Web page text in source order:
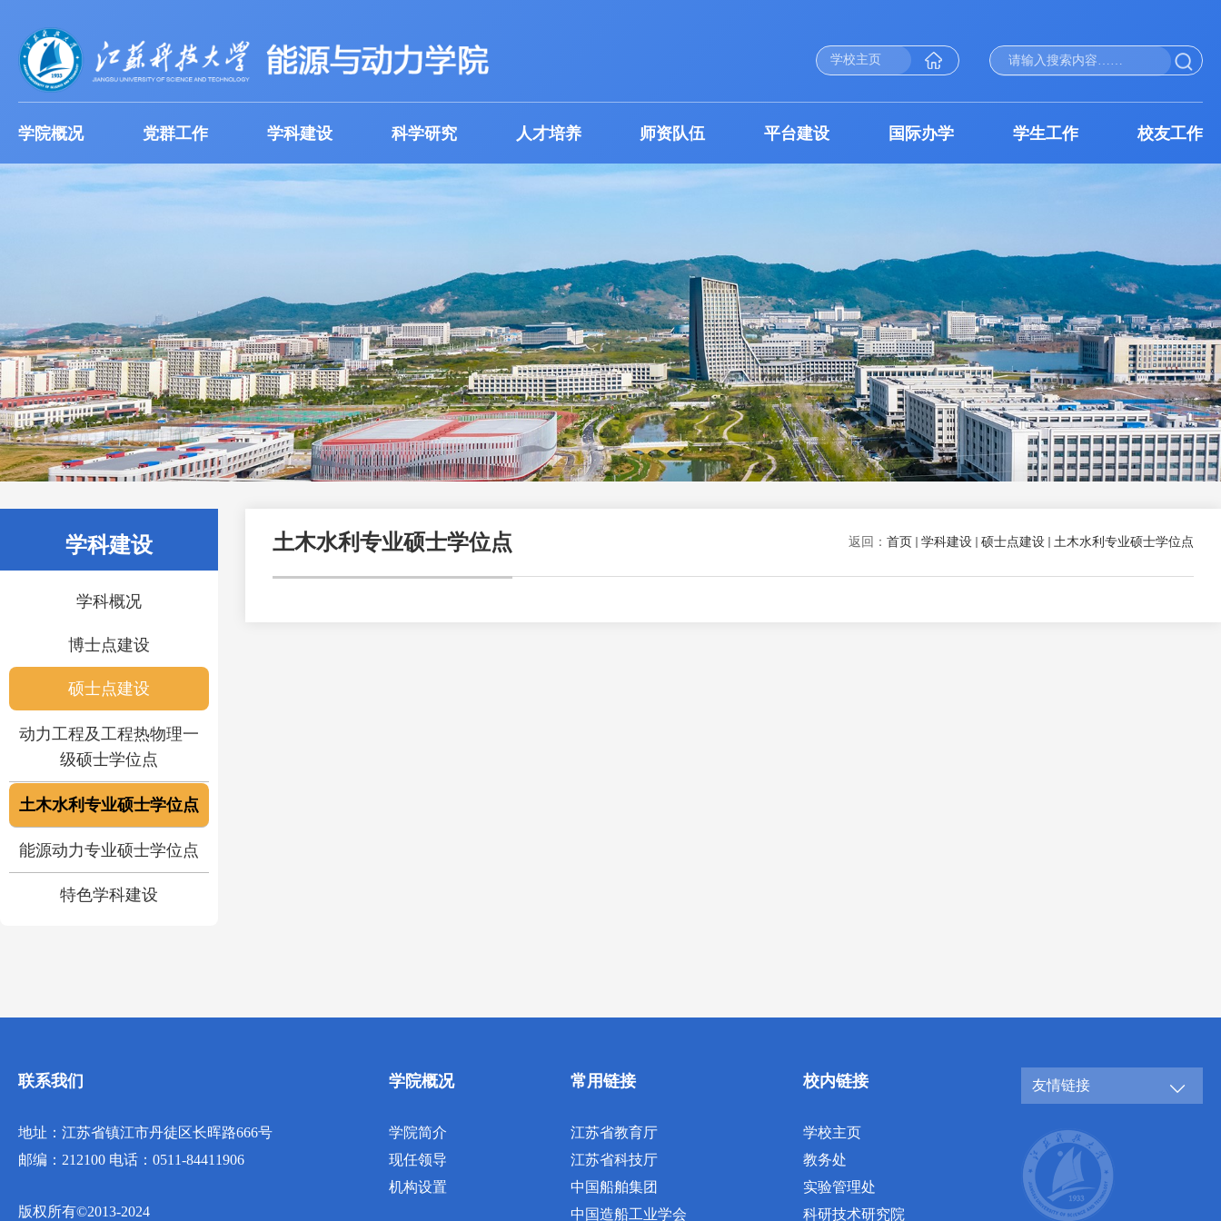
学校主页
学院概况 党群工作 学科建设 科学研究 人才培养 师资队伍 平台建设 国际办学 学生工作 校友工作
学科建设
学科概况
博士点建设
硕士点建设
动力工程及工程热物理一
级硕士学位点
土木水利专业硕士学位点
能源动力专业硕士学位点
特色学科建设
返回： 首页 学科建设 硕士点建设 土木水利专业硕士学位点
土木水利专业硕士学位点
联系我们
地址：江苏省镇江市丹徒区长晖路666号
邮编：212100 电话：0511-84411906
版权所有©2013-2024
学院概况
学院简介
现任领导
机构设置
常用链接
江苏省教育厅
江苏省科技厅
中国船舶集团
中国造船工业学会
校内链接
学校主页
教务处
实验管理处
科研技术研究院
友情链接